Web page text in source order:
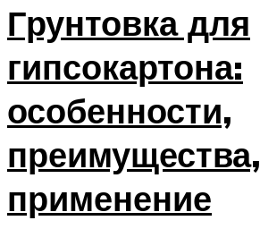
Грунтовка для
гипсокартона:
особенности,
преимущества,
применение